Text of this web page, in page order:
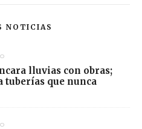
NOTICIAS
lluvias con obras;
tuberías que nunca